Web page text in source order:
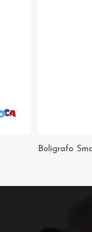
Bolígrafo